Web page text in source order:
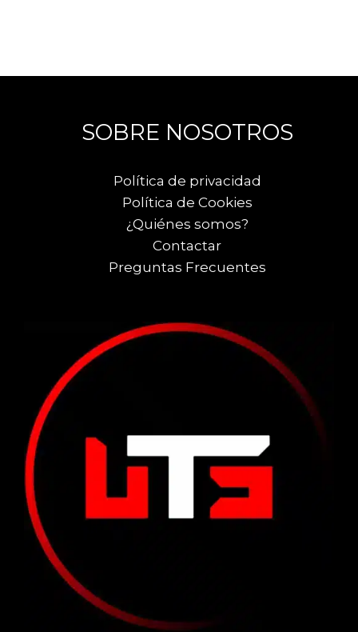
SOBRE NOSOTROS
Política de privacidad
Política de Cookies
¿Quiénes somos?
Contactar
Preguntas Frecuentes